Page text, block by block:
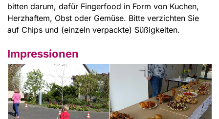
bitten darum, dafür Fingerfood in Form von Kuchen,
Herzhaftem, Obst oder Gemüse. Bitte verzichten Sie
auf Chips und (einzeln verpackte) Süßigkeiten.
Impressionen